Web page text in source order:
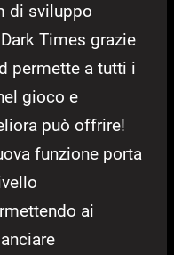
di sviluppo
Times grazie
permette a tutti i
gioco e
può offrire!
funzione porta
ai